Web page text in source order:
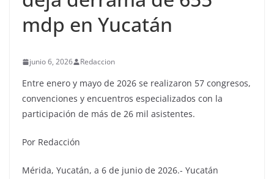
mdp en Yucatán
junio 6, 2026 Redaccion
Entre enero y mayo de 2026 se realizaron 57 congresos,
convenciones y encuentros especializados con la
participación de más de 26 mil asistentes.
Por Redacción
Mérida, Yucatán, a 6 de junio de 2026.- Yucatán